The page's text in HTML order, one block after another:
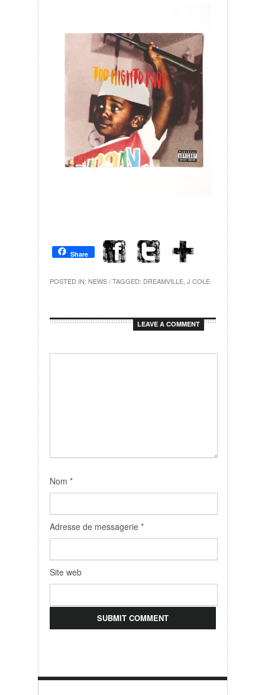
Share
POSTED IN: NEWS / TAGGED: DREAMVILLE, J COLE
LEAVE A COMMENT
Nom *
Adresse de messagerie *
Site web